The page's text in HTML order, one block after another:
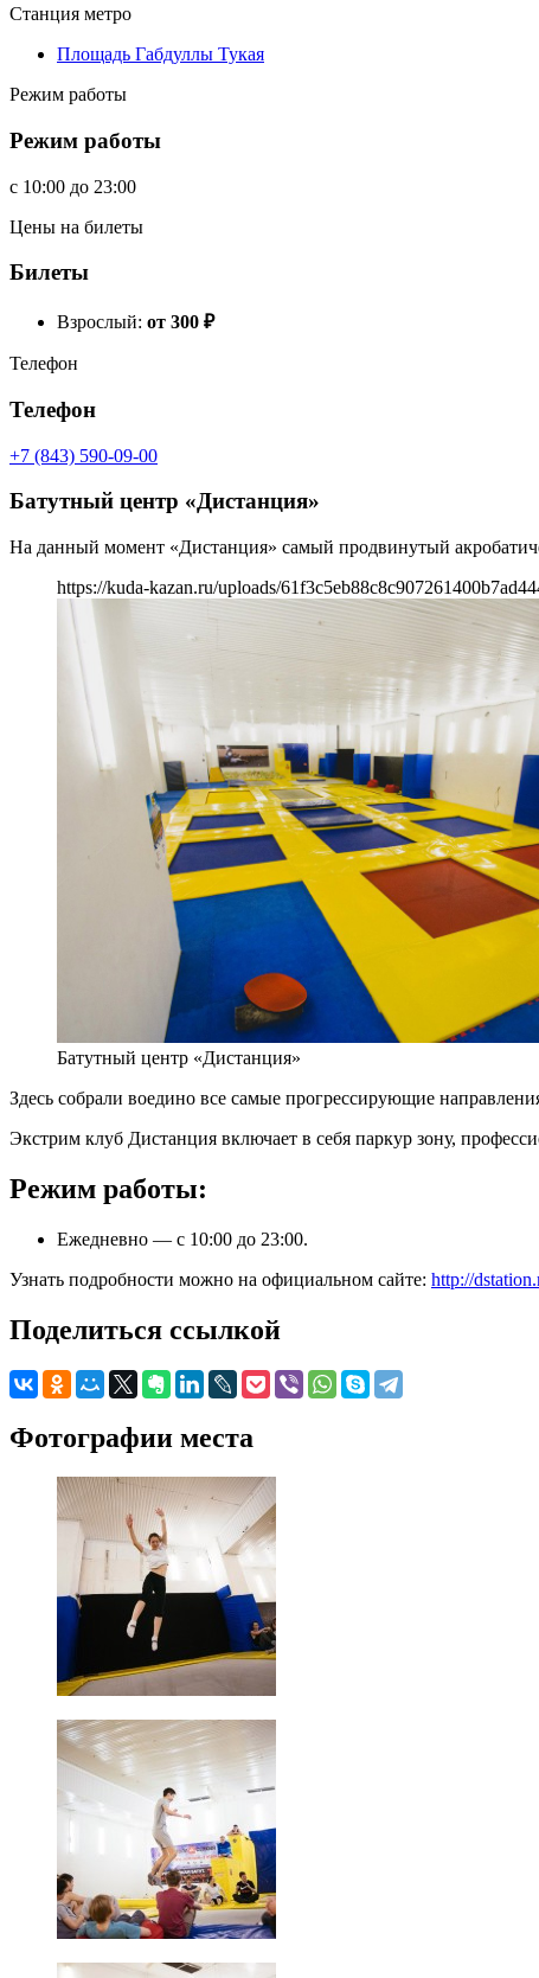
Станция метро
Площадь Габдуллы Тукая
Режим работы
Режим работы
c 10:00 до 23:00
Цены на билеты
Билеты
Взрослый: от 300 ₽
Телефон
Телефон
+7 (843) 590-09-00
Батутный центр «Дистанция»
На данный момент «Дистанция» самый продвинутый
https://kuda-kazan.ru/uploads/
Батутный центр «Дистанция»
Здесь собрали воедино все самые прогрессирующие
Экстрим клуб Дистанция включает в себя паркур зону,
Режим работы:
Ежедневно — с 10:00 до 23:00.
Узнать подробности можно на официальном сайте: http://
Поделиться ссылкой
Фотографии места